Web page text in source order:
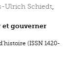
Ulrich Schiedt,
gouverner
(ISSN 1420-